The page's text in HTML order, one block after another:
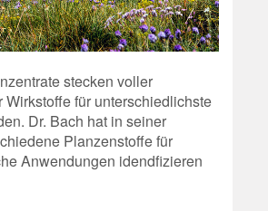
stecken voller
Wirkstoffe für unterschiedlichste
Dr. Bach hat in seiner
Planzenstoffe für
Anwendungen idendfizieren